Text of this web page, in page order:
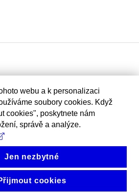
webu a k personalizaci
soubory cookies. Když
cookies", poskytnete nám
správě a analýze.
Jen nezbytné
cookies